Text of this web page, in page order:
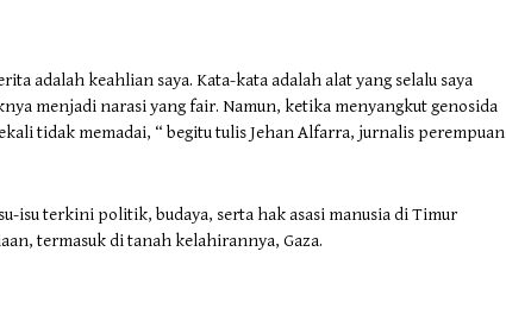
adalah keahlian saya. Kata-kata adalah alat yang selalu saya
menjadi narasi yang fair. Namun, ketika menyangkut genosida
tidak memadai, “ begitu tulis Jehan Alfarra, jurnalis perempuan
isu terkini politik, budaya, serta hak asasi manusia di Timur
termasuk di tanah kelahirannya, Gaza.